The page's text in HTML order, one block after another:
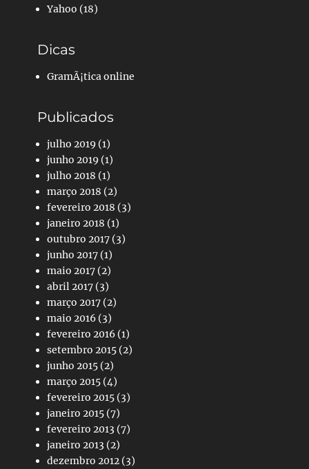
Yahoo (18)
Dicas
GramÃ¡tica online
Publicados
julho 2019 (1)
junho 2019 (1)
julho 2018 (1)
março 2018 (2)
fevereiro 2018 (3)
janeiro 2018 (1)
outubro 2017 (3)
junho 2017 (1)
maio 2017 (2)
abril 2017 (3)
março 2017 (2)
maio 2016 (3)
fevereiro 2016 (1)
setembro 2015 (2)
junho 2015 (2)
março 2015 (4)
fevereiro 2015 (3)
janeiro 2015 (7)
fevereiro 2013 (7)
janeiro 2013 (2)
dezembro 2012 (3)